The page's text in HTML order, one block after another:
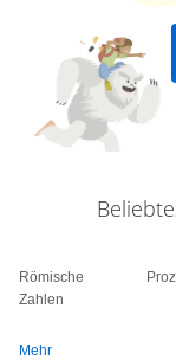
Römische
Zahlen
Mehr